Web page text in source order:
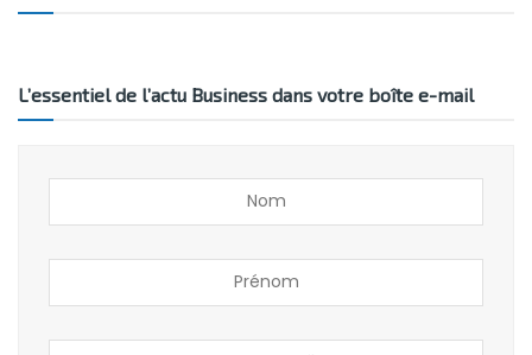
L’essentiel de l’actu Business dans votre boîte e-mail